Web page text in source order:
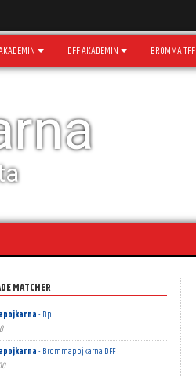
DFF AKADEMIN BROMMA TFF
MATCHER
- Bp
- Brommapojkarna DFF